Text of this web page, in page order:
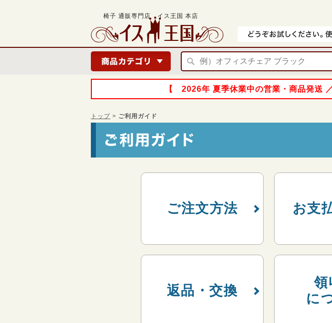
椅子 通販専門店 イス王国 本店
【 2026年 夏季休業中の営業・商品発送
トップ > ご利用ガイド
ご注文方法 お支
返品・交換
領
に